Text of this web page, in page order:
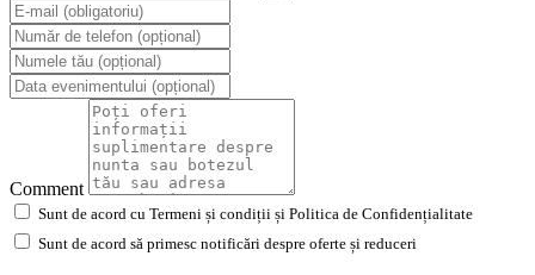
Comment
Sunt de acord cu Termeni și condiții și Politica de Confidențialitate
Sunt de acord să primesc notificări despre oferte și reduceri